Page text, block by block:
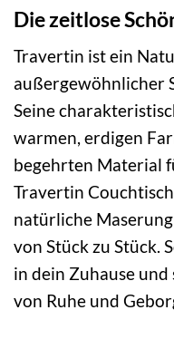
Die zeitlose
Travertin ist ein
außergewöhnlicher
Seine
warmen, erdigen
begehrten Material
Travertin
natürliche
von Stück zu Stück.
in dein Zuhause
von Ruhe und